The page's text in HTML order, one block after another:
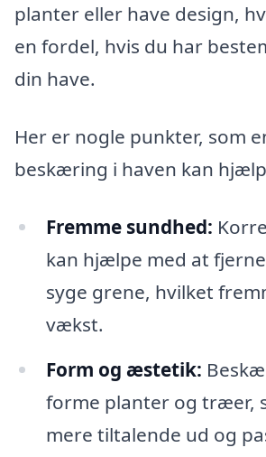
planter eller have design,
en fordel, hvis du har
din have.
Her er nogle punkter, som
beskæring i haven kan
Fremme sundhed:
kan hjælpe med at
syge grene, hvilket
vækst.
Form og æstetik:
forme planter og træer,
mere tiltalende ud og